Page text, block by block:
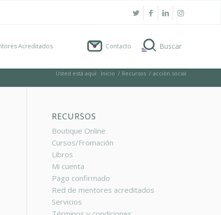
Acreditados Contacto
Usted está aquí: Inicio / Recursos / acción social
RECURSOS
Boutique Online
Cursos/Fromación
Libros
Mi cuenta
Pago confirmado
Red de mentores acreditados
Servicios